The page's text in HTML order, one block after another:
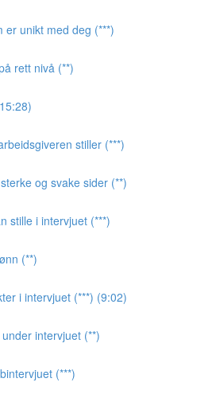
er unikt med deg (***)
rett nivå (**)
stiller (***)
og svake sider (**)
stille i intervjuet (***)
(**)
i intervjuet (***) (9:02)
intervjuet (**)
(***)